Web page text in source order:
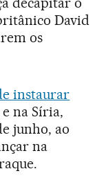
David
os
instaurar
na Síria,
junho, ao
na